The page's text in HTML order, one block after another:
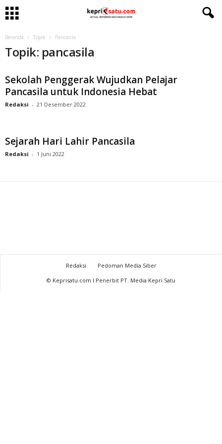
Beranda Topik Pancasila
Topik: pancasila
Sekolah Penggerak Wujudkan Pelajar
Pancasila untuk Indonesia Hebat
Redaksi - 21 Desember 2022
Sejarah Hari Lahir Pancasila
Redaksi - 1 Juni 2022
Redaksi
Pedoman Media Siber
© Keprisatu.com I Penerbit PT. Media Kepri Satu